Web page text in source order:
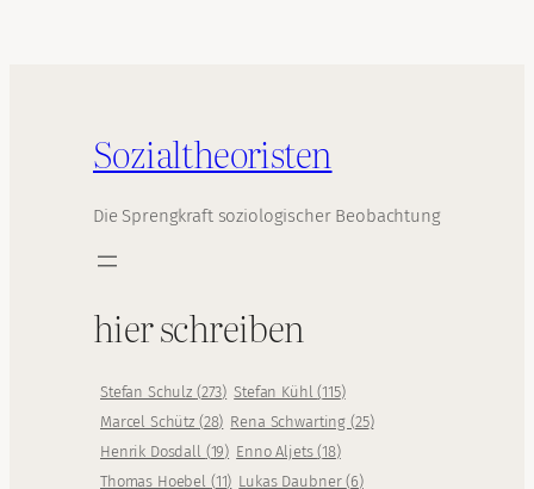
Sozialtheoristen
Die Sprengkraft soziologischer Beobachtung
hier schreiben
Stefan Schulz (273) Stefan Kühl(115)
Marcel Schütz (28) Rena Schwarting (25)
Henrik Dosdall (19) Enno Aljets(18)
Thomas Hoebel (11) Lukas Daubner(6)